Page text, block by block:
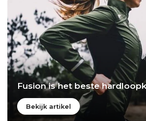
Fusion is het beste
Bekijk artikel